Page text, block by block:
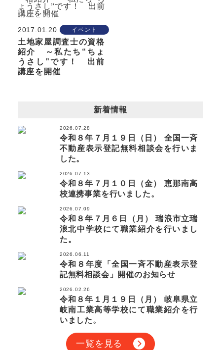
2017.01.20 イベント
土地家屋調査士の資格
紹介 ～私たち“ちょ
うさし”です！ 出前
講座を開催
新着情報
2026.07.28
令和８年７月１９日（日） 全国一斉
不動産表示登記無料相談会を行いま
した。
2026.07.13
令和８年７月１０日（金） 恵那南高
校連携事業を行いました。
2026.07.09
令和８年７月６日（月） 瑞浪市立瑞
浪北中学校にて職業紹介を行いまし
た。
2026.06.11
令和８年度「全国一斉不動産表示登
記無料相談会」開催のお知らせ
2026.02.26
令和８年１月１９日（月） 岐阜県立
岐南工業高等学校にて職業紹介を行
いました。
一覧を見る